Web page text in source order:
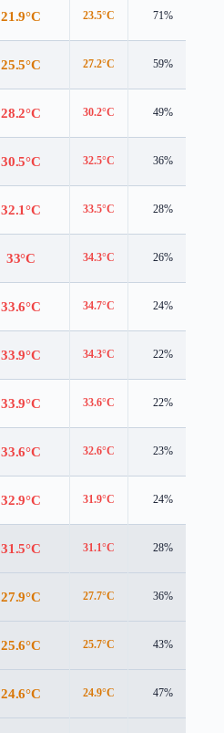
21.9°C 23.5°C 71%
25.5°C 27.2°C 59%
28.2°C 30.2°C 49%
30.5°C 32.5°C 36%
32.1°C 33.5°C 28%
33°C 34.3°C 26%
33.6°C 34.7°C 24%
33.9°C 34.3°C 22%
33.9°C 33.6°C 22%
33.6°C 32.6°C 23%
32.9°C 31.9°C 24%
31.5°C 31.1°C 28%
27.9°C 27.7°C 36%
25.6°C 25.7°C 43%
24.6°C 24.9°C 47%